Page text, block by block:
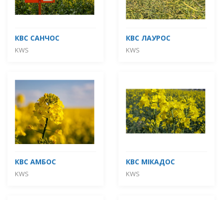
КВС САНЧОС
KWS
КВС ЛАУРОС
KWS
КВС АМБОС
KWS
КВС МІКАДОС
KWS